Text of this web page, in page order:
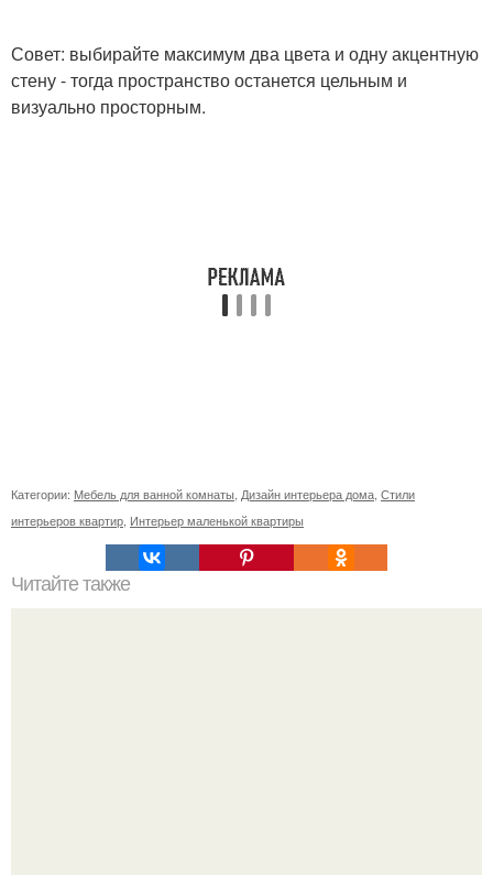
Совет: выбирайте максимум два цвета и одну акцентную
стену - тогда пространство останется цельным и
визуально просторным.
Категории: Мебель для ванной комнаты Дизайн интерьера дома Стили
интерьеров квартир Интерьер маленькой квартиры
Читайте также